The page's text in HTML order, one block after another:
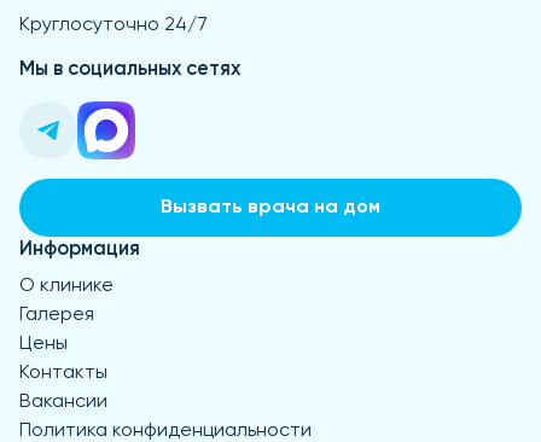
Круглосуточно 24/7
Мы в социальных сетях
Вызвать врача на дом
Информация
О клинике
Галерея
Цены
Контакты
Вакансии
Политика конфиденциальности